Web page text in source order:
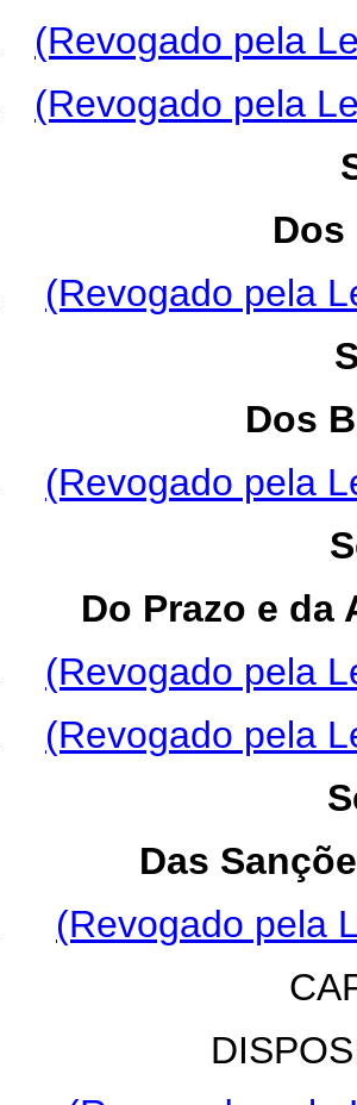
(Revogado pela
(Revogado pela
(Revogado pela
Dos
(Revogado pela
Do Prazo e da
(Revogado pela
(Revogado pela
Das
(Revogado pela